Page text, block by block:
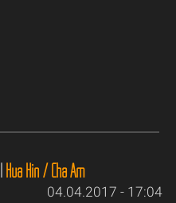
|Hua Hin / Cha Am
04.04.2017 - 17:04